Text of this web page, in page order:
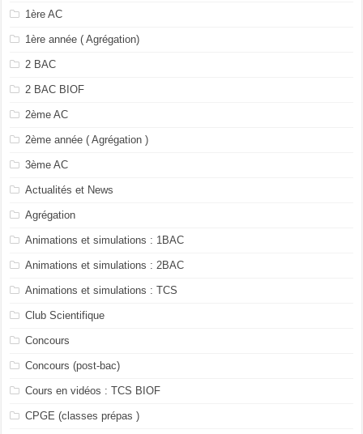
1ère AC
1ère année ( Agrégation)
2 BAC
2 BAC BIOF
2ème AC
2ème année ( Agrégation )
3ème AC
Actualités et News
Agrégation
Animations et simulations : 1BAC
Animations et simulations : 2BAC
Animations et simulations : TCS
Club Scientifique
Concours
Concours (post-bac)
Cours en vidéos : TCS BIOF
CPGE (classes prépas )